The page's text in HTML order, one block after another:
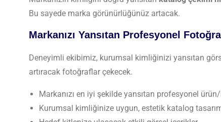
Bu sayede marka görünürlüğünüz artacak.
Markanızı Yansıtan Profesyonel
Deneyimli ekibimiz, kurumsal kimliğinizi yansıtan
artıracak fotoğraflar çekecek.
Markanızı en iyi şekilde yansıtan profesyonel
Kurumsal kimliğinize uygun, estetik katalog